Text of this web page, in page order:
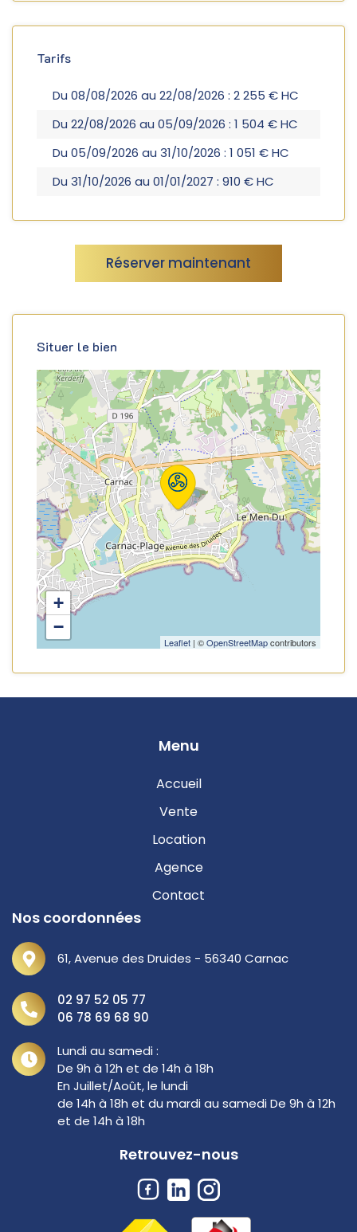
Tarifs
Du 08/08/2026 au 22/08/2026 : 2 255 € HC
Du 22/08/2026 au 05/09/2026 : 1 504 € HC
Du 05/09/2026 au 31/10/2026 : 1 051 € HC
Du 31/10/2026 au 01/01/2027 : 910 € HC
Réserver maintenant
Situer le bien
+
−
Leaflet | ©OpenStreetMapcontributors
Menu
Accueil
Vente
Location
Agence
Contact
Nos coordonnées
61, Avenue des Druides - 56340 Carnac
02 97 52 05 77
06 78 69 68 90
Lundi au samedi :
De 9h à 12h et de 14h à 18h
En Juillet/Août, le lundi
de 14h à 18h et du mardi au samedi De 9h à 12h
et de 14h à 18h
Retrouvez-nous